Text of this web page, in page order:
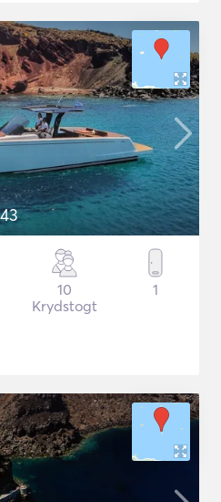
10
Krydstogt
1